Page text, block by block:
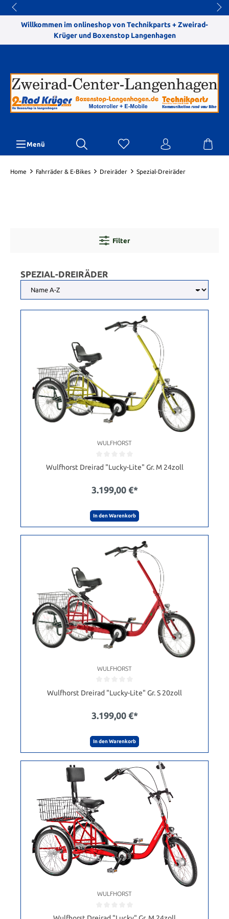
Willkommen im onlineshop von Technikparts + Zweirad-
Krüger und Boxenstop Langenhagen
Menü
Home Fahrräder & E-Bikes Dreiräder Spezial-Dreiräder
Filter
SPEZIAL-DREIRÄDER
WULFHORST
Wulfhorst Dreirad "Lucky-Lite" Gr. M 24zoll
3.199,00 €*
In den Warenkorb
WULFHORST
Wulfhorst Dreirad "Lucky-Lite" Gr. S 20zoll
3.199,00 €*
In den Warenkorb
WULFHORST